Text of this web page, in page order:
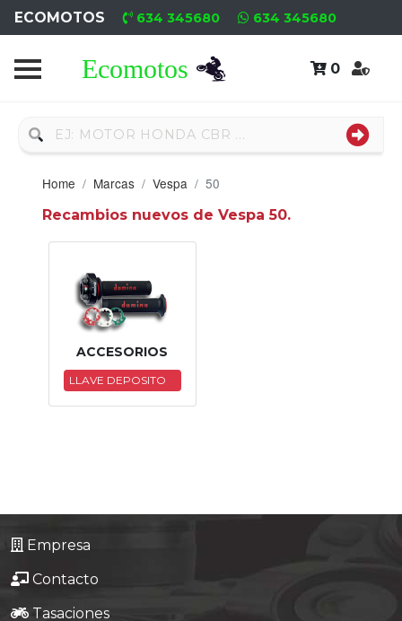
ECOMOTOS 634 345680 634 345680
0
Home
Usado
Neumáticos
Campa
Motores
Nuevos
Motores
Usados
Empresa
Contacto
Home Marcas Vespa 50
Recambios nuevos de Vespa 50.
ACCESORIOS
LLAVE DEPOSITO
Empresa
Contacto
Tasaciones